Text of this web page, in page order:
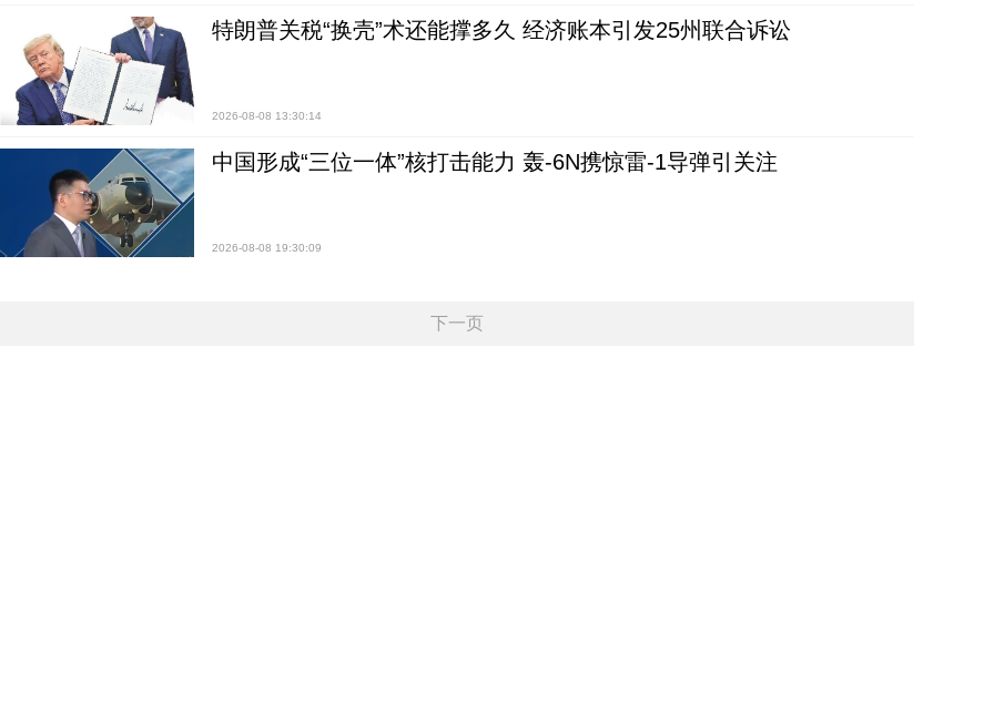
特朗普关税“换壳”术还能撑多久 经济账本引发25州联合诉讼
2026-08-08 13:30:14
中国形成“三位一体”核打击能力 轰-6N携惊雷-1导弹引关注
2026-08-08 19:30:09
下一页